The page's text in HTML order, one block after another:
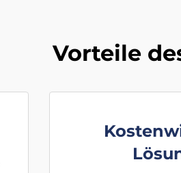
Vorteile